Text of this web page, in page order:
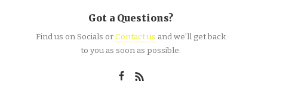
Got a Questions?
Find us on Socials orContact us and we’ll get back
to you as soon as possible.